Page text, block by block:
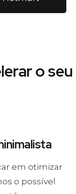
o seu
em otimizar
o possível